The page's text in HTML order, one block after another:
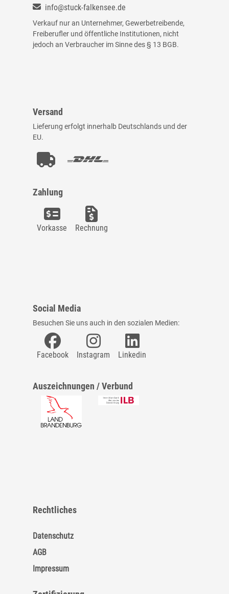
info@stuck-falkensee.de
Verkauf nur an Unternehmer, Gewerbetreibende,
Freiberufler und öffentliche Institutionen, nicht
jedoch an Verbraucher im Sinne des § 13 BGB.
Versand
Lieferung erfolgt innerhalb Deutschlands und der
EU.
Zahlung
Vorkasse Rechnung
Social Media
Besuchen Sie uns auch in den sozialen Medien:
Facebook Instagram Linkedin
Auszeichnungen / Verbund
Rechtliches
Datenschutz
AGB
Impressum